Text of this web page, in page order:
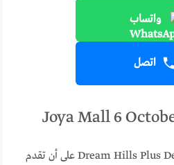
واتساب
اتصل
حرصت شركة Dream Hills Plus Developments على أن تقدم